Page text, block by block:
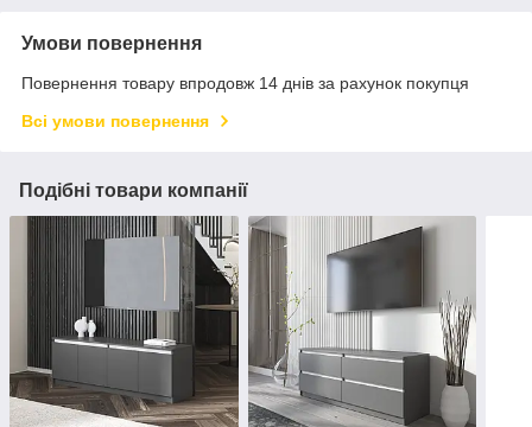
Умови повернення
Повернення товару впродовж 14 днів за рахунок покупця
Всі умови повернення
Подібні товари компанії